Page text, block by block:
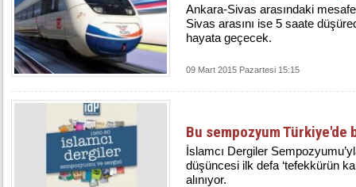
Ankara-Sivas arasındaki
Sivas arasını ise 5 saate
hayata geçecek.
09 Mart 2015 Pazartesi 15:15
Bu sempozyum Türkiye'de
İslamcı Dergiler
düşüncesi ilk defa ‘tefekkürün
alınıyor.